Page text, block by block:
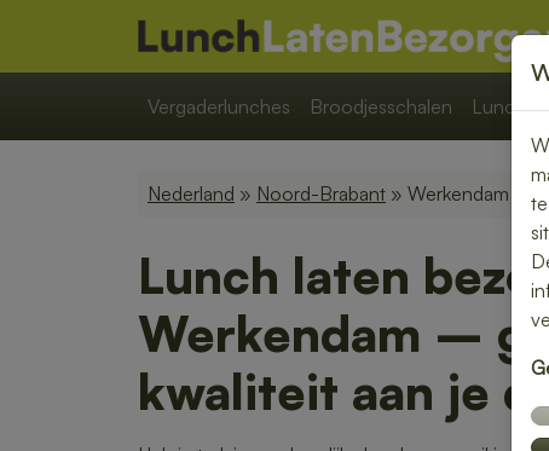
Vergaderlunches Broodjesschalen
Nederland » Noord-Brabant » Werkendam
Lunch laten
Werkendam –
kwaliteit aan je